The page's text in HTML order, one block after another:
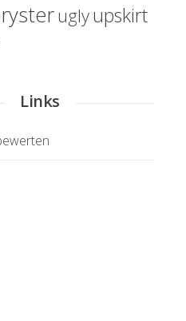
uglyupskirt
Links